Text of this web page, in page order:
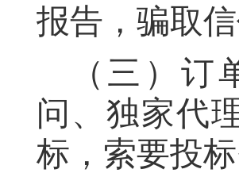
报告，骗取
（三）
问、独家代
标，索要投